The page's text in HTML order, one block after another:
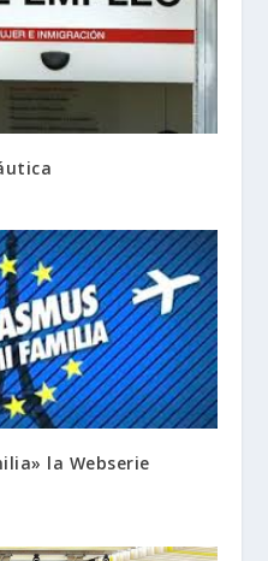
la Webserie